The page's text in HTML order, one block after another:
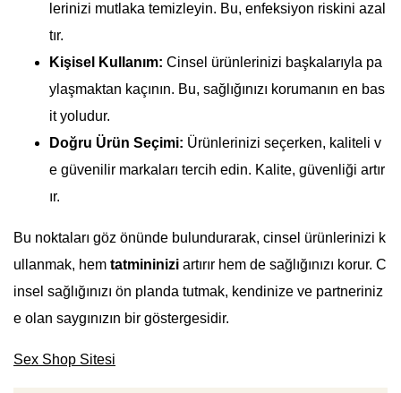
lerinizi mutlaka temizleyin. Bu, enfeksiyon riskini azal
tır.
Kişisel Kullanım: Cinsel ürünlerinizi başkalarıyla pa
ylaşmaktan kaçının. Bu, sağlığınızı korumanın en bas
it yoludur.
Doğru Ürün Seçimi: Ürünlerinizi seçerken, kaliteli v
e güvenilir markaları tercih edin. Kalite, güvenliği artır
ır.
Bu noktaları göz önünde bulundurarak, cinsel ürünlerinizi k
ullanmak, hem tatmininizi artırır hem de sağlığınızı korur. C
insel sağlığınızı ön planda tutmak, kendinize ve partneriniz
e olan saygınızın bir göstergesidir.
Sex Shop Sitesi